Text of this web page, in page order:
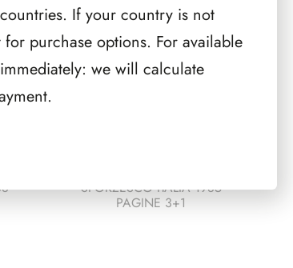
2024
quantità
SFORZESCO ITALIA 1985
PAGINE 3+1
If your country is not
for purchase options. For available
we will calculate